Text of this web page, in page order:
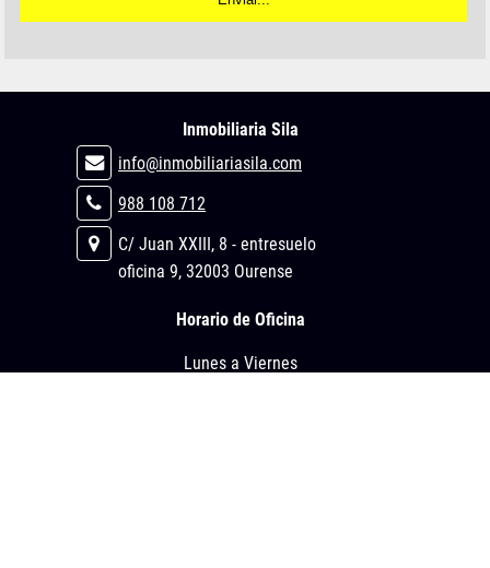
Inmobiliaria Sila
info@inmobiliariasila.com
988 108 712
C/ Juan XXIII, 8 - entresuelo
oficina 9, 32003 Ourense
Horario de Oficina
Lunes a Viernes